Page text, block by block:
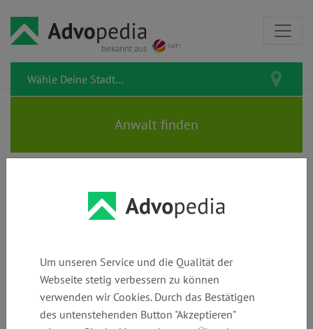
bekannt aus
Rechtsanwälte FRANKE • RUF
Telefon:
+49 (0)
94146461532
E-Mail:
ruf@​ra-franke-
ruf.de
www.ra-franke-
ruf.de
Um unseren Service und die Qualität der
Webseite stetig verbessern zu können
verwenden wir Cookies. Durch das Bestätigen
des untenstehenden Button "Akzeptieren"